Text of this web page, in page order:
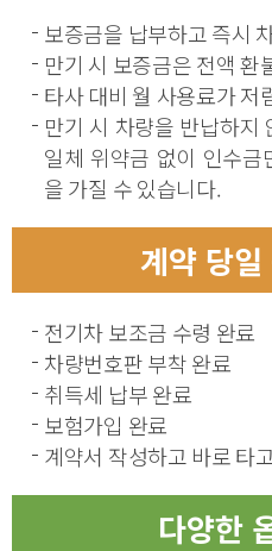
보증금을 납부하고 즉시
만기 시 보증금은 전액 환
타사 대비 월 사용료가 저
만기 시 차량을 반납하지
일체 위약금 없이 인수금
을 가질 수 있습니다.
계약 당
전기차 보조금 수령 완료
차량번호판 부착 완료
취득세 납부 완료
보험가입 완료
계약서 작성하고 바로 타
다양한